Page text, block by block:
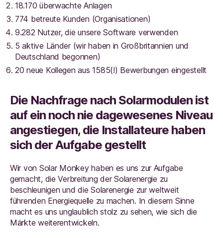
18.170 überwachte Anlagen
774 betreute Kunden (Organisationen)
9.282 Nutzer, die unsere Software verwenden
5 aktive Länder (wir haben in Großbritannien und
Deutschland begonnen)
20 neue Kollegen aus 1585(!) Bewerbungen eingestellt
Die Nachfrage nach Solarmodulen ist
auf ein noch nie dagewesenes Niveau
angestiegen, die Installateure haben
sich der Aufgabe gestellt
Wir von Solar Monkey haben es uns zur Aufgabe
gemacht, die Verbreitung der Solarenergie zu
beschleunigen und die Solarenergie zur weltweit
führenden Energiequelle zu machen. In diesem Sinne
macht es uns unglaublich stolz zu sehen, wie sich die
Märkte weiterentwickeln.